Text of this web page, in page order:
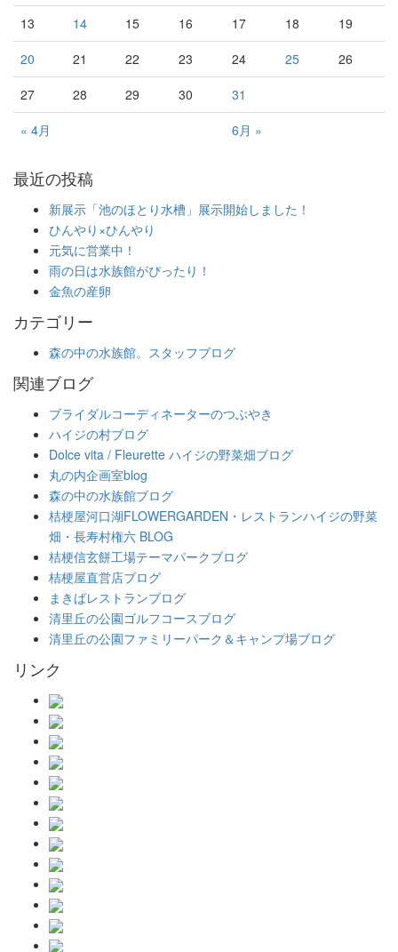
« 4月 6月 »
13
14 15 16 17 18
19
20
21 22 23 24 25
26
27
28 29 30 31
最近の投稿
新展示「池のほとり水槽」展示開始しました！
ひんやり×ひんやり
元気に営業中！
雨の日は水族館がぴったり！
金魚の産卵
カテゴリー
森の中の水族館。スタッフブログ
関連ブログ
ブライダルコーディネーターのつぶやき
ハイジの村ブログ
Dolce vita / Fleurette ハイジの野菜畑ブログ
丸の内企画室blog
森の中の水族館ブログ
桔梗屋河口湖FLOWERGARDEN・レストランハイジの野菜
畑・長寿村権六 BLOG
桔梗信玄餅工場テーマパークブログ
桔梗屋直営店ブログ
まきばレストランブログ
清里丘の公園ゴルフコースブログ
清里丘の公園ファミリーパーク＆キャンプ場ブログ
リンク